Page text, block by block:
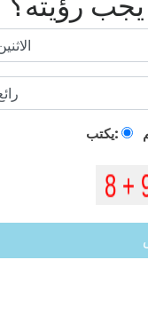
يكتب: